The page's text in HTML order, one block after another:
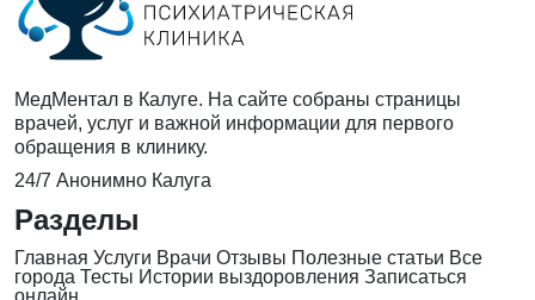
МедМентал в Калуге. На сайте собраны страницы
врачей, услуг и важной информации для первого
обращения в клинику.
24/7 Анонимно Калуга
Разделы
Главная Услуги Врачи Отзывы Полезные статьи Все
города Тесты Истории выздоровления Записаться
онлайн